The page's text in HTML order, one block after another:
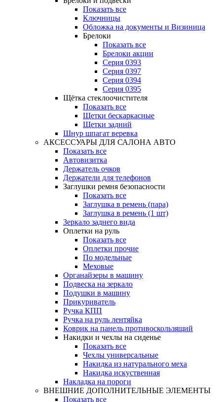
Показать все
Ключницы
Обложка на документы и Визиница
Брелоки
Показать все
Брелоки акции
Серия 0393
Серия 0397
Серия 0394
Серия 0395
Щётка стеклоочистителя
Показать все
Щетки бескаркасные
Щетки задний
Шнур шпагат веревка
АКСЕССУАРЫ ДЛЯ САЛОНА АВТО
Показать все
Автовизитка
Держатель очков
Держатели для телефонов
Заглушки ремня безопасности
Показать все
Заглушка в ремень (пара)
Заглушка в ремень (1 шт)
Зеркало заднего вида
Оплетки на руль
Показать все
Оплетки прочиe
По модельные
Меховые
Органайзеры в машину
Подвеска на зеркало
Подушки в машину
Прикуриватель
Ручка КПП
Ручка на руль лентяйка
Коврик на панель противоскользящий
Накидки и чехлы на сиденье
Показать все
Чехлы универсальные
Накидка из натурального меха
Накидка искуственная
Накладка на пороги
ВНЕШНИЕ ДОПОЛНИТЕЛЬНЫЕ ЭЛЕМЕНТЫ
Показать все